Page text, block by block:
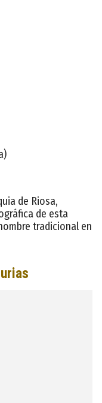
de Riosa,
de esta
tradicional en